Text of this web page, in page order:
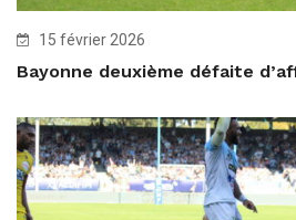
15 février 2026
Bayonne deuxième défaite